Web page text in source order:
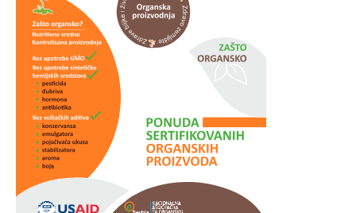
Katalog - distribucija Univerexport, jun 2019